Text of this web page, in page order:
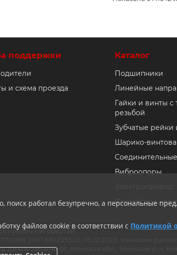
поиск работал безупречно, а персональные
файлов cookie в соответствии с Политикой
поддержки
и схема проезда
Каталог
Подшипники
Линейные
Гайки и винты с
резьбой
Зубчатые рейки
Шарико-
Виброопоры
Фиксаторы, клеи
публичной офертой.
770068, УНП 692235502, 05.12.2023, Минским
Щомыслицкий с/с, Минская обл., Минский р-н,